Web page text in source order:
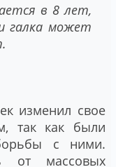
в 8 лет,
галка может
изменил свое
так как были
с ними.
от массовых